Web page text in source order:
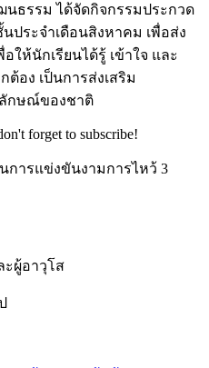
ธรรม ได้จัดกิจกรรมประกวด
ประจำเดือนสิงหาคม เพื่อส่ง
ให้นักเรียนได้รู้ เข้าใจ และ
อง เป็นการส่งเสริม
ลักษณ์ของชาติ
forget to subscribe!
การแข่งขันงามการไหว้ 3
ผู้อาวุโส